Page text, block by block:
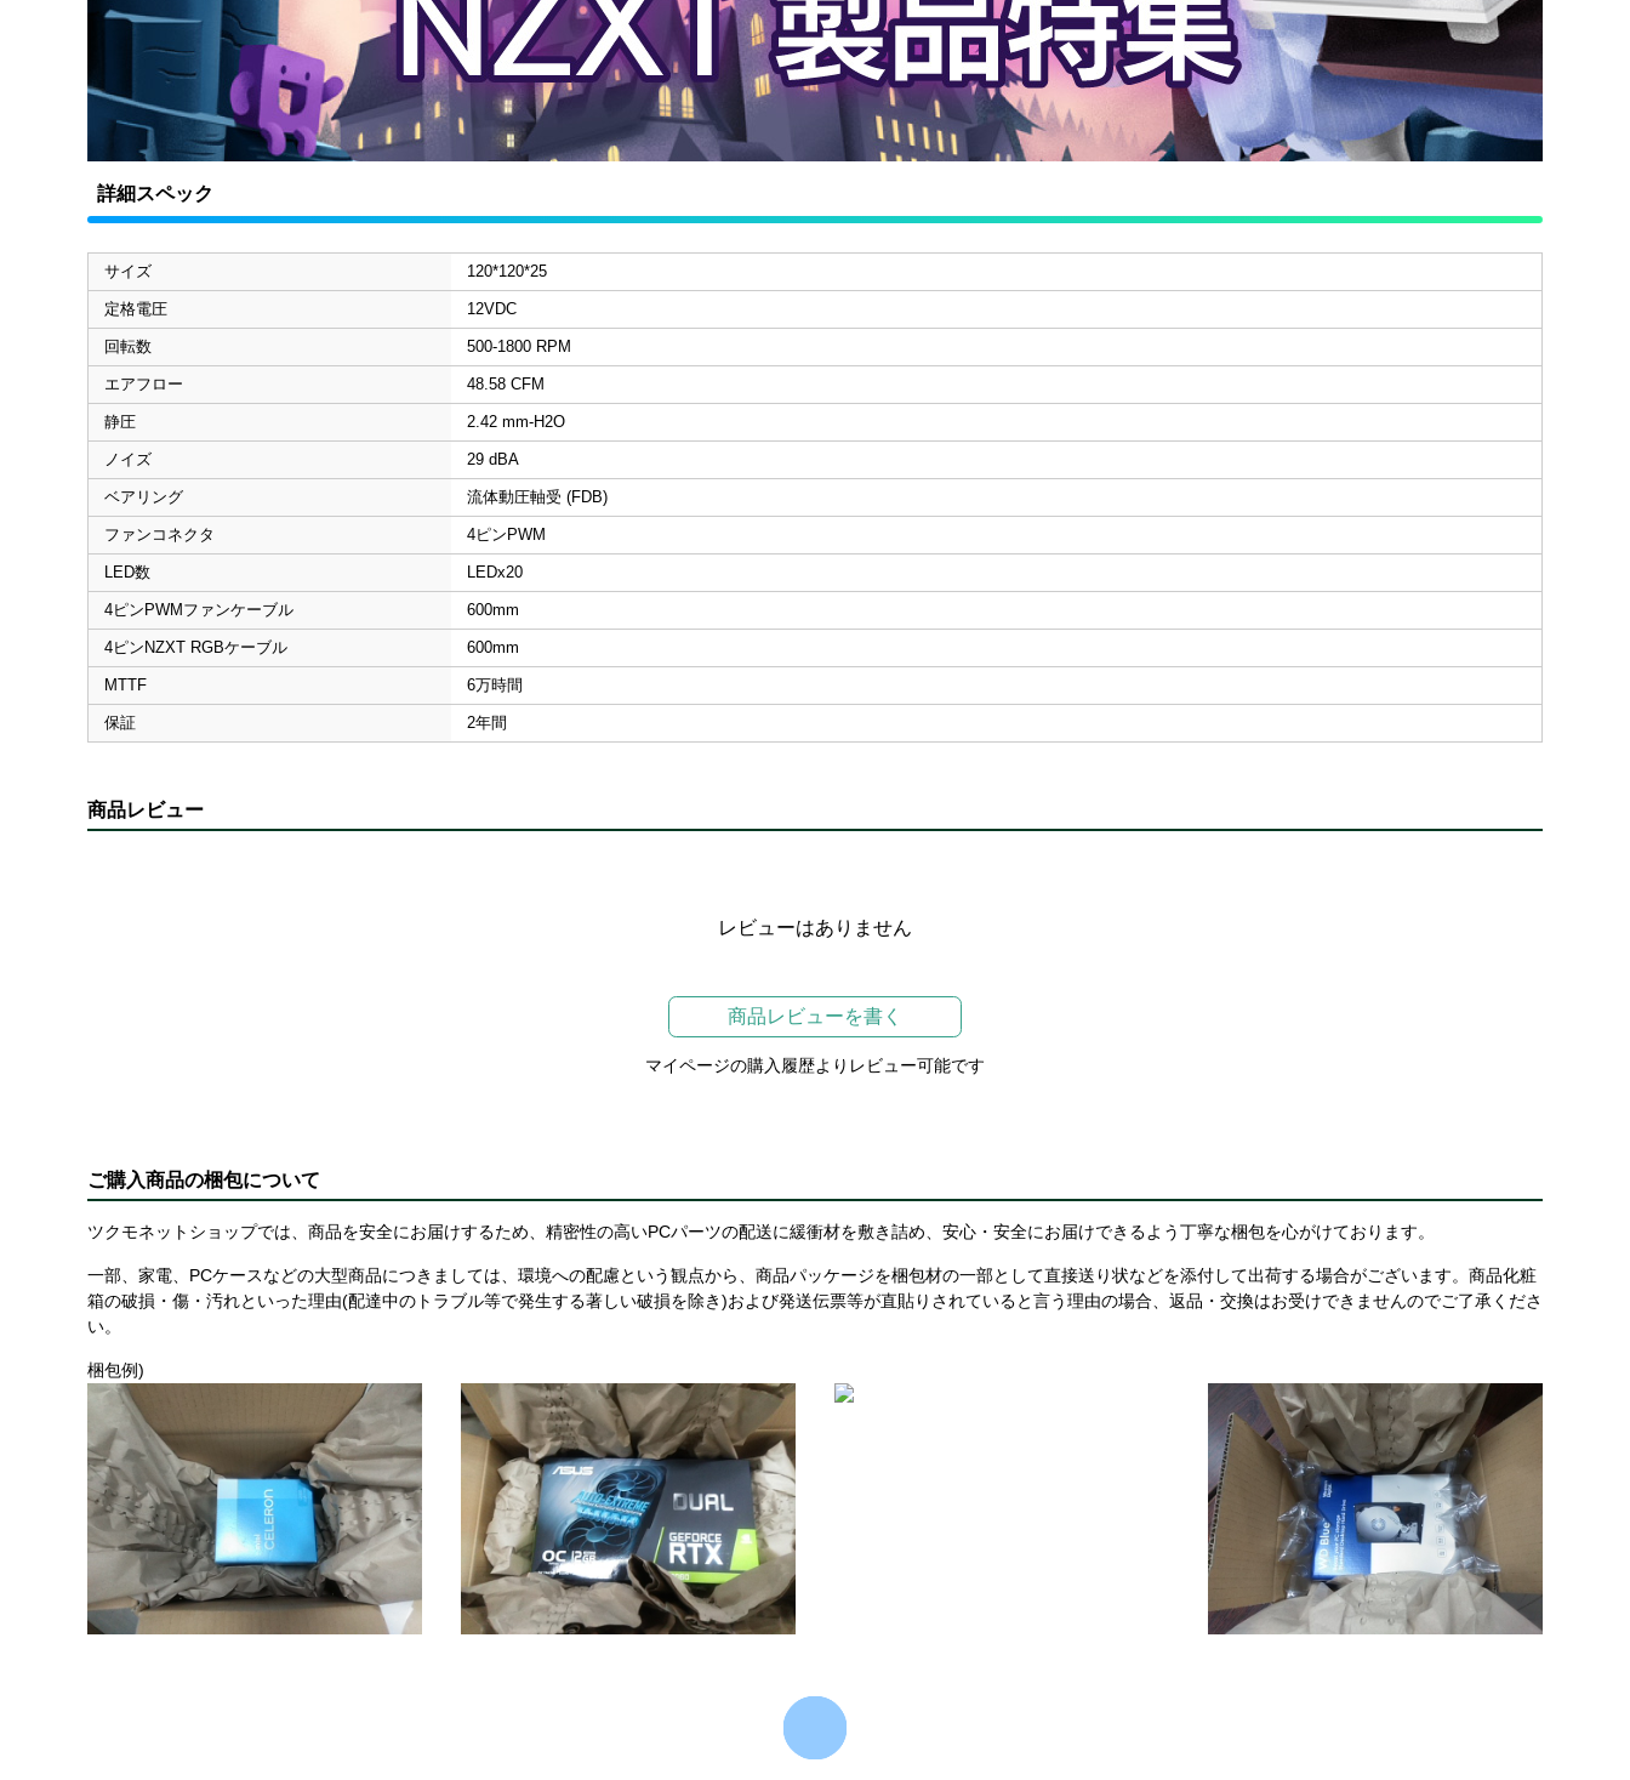
詳細スペック
サイズ 120*120*25
定格電圧 12VDC
回転数 500-1800 RPM
エアフロー 48.58 CFM
静圧 2.42 mm-H2O
ノイズ 29 dBA
ベアリング 流体動圧軸受 (FDB)
ファンコネクタ 4ピンPWM
LED数 LEDx20
4ピンPWMファンケーブル 600mm
4ピンNZXT RGBケーブル 600mm
MTTF 6万時間
保証 2年間
商品レビュー
レビューはありません
商品レビューを書く
マイページの購入履歴よりレビュー可能です
ご購入商品の梱包について
ツクモネットショップでは、商品を安全にお届けするため、精密性の高いPCパーツの配送に緩衝材を敷き詰め、安心・安全にお届けできるよう丁寧な梱包を心がけております。
一部、家電、PCケースなどの大型商品につきましては、環境への配慮という観点から、商品パッケージを梱包材の一部として直接送り状などを添付して出荷する場合がございます。商品化粧
箱の破損・傷・汚れといった理由(配達中のトラブル等で発生する著しい破損を除き)および発送伝票等が直貼りされていると言う理由の場合、返品・交換はお受けできませんのでご了承くださ
い。
梱包例)